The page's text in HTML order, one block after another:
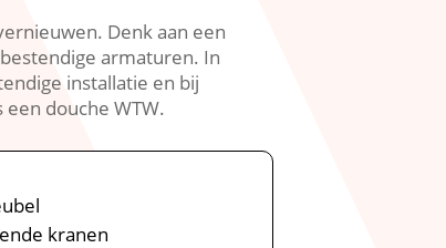
Denk aan een
armaturen.​ In
installatie en bij
douche WTW.​
kranen